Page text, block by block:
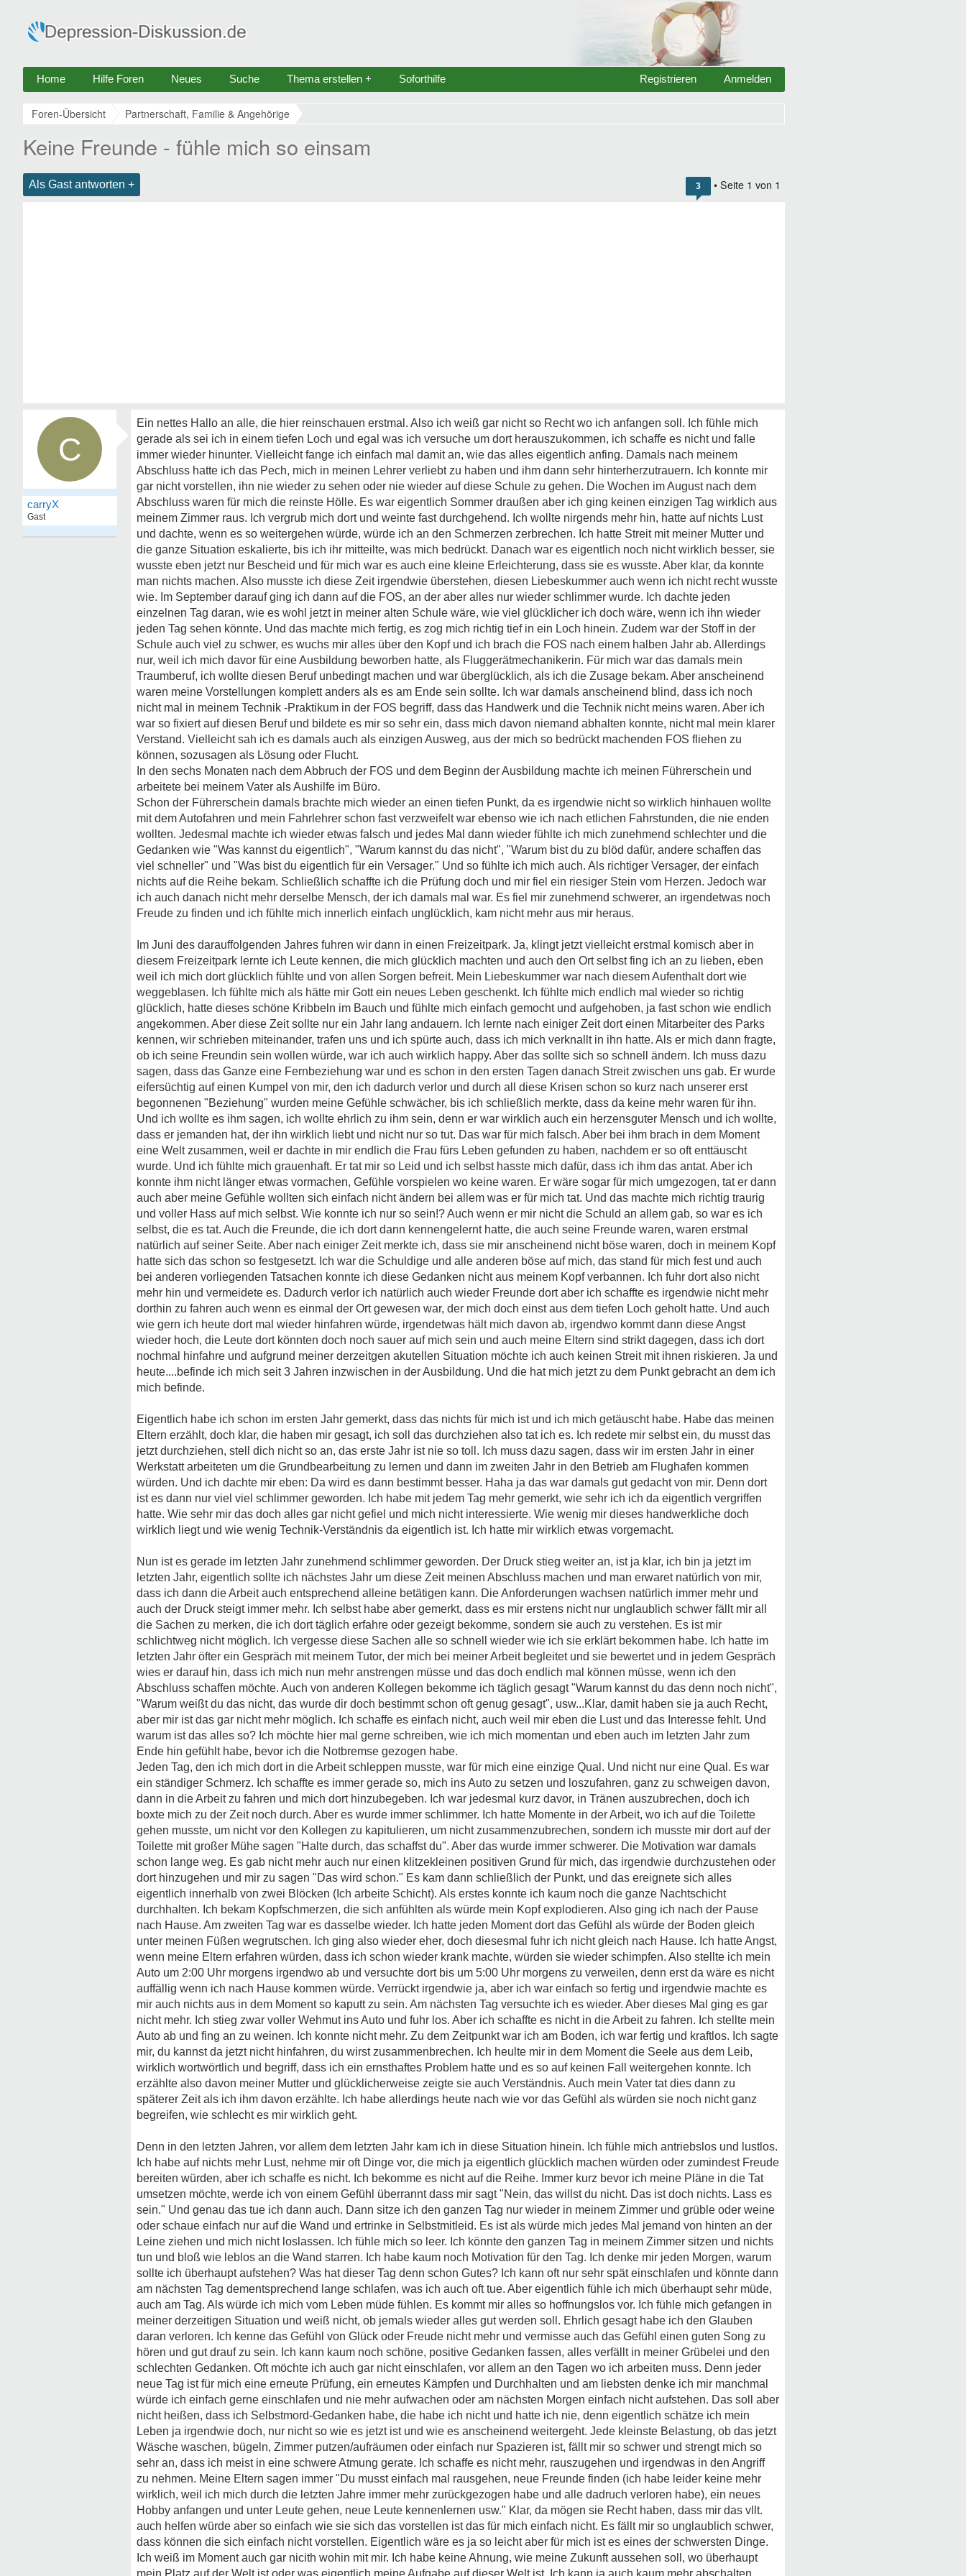
Home Hilfe Foren Neues Suche Thema erstellen + Soforthilfe Anmelden
Registrieren
Foren-Übersicht Partnerschaft, Familie & Angehörige
Keine Freunde - fühle mich so einsam
Als Gast antworten + 3 • Seite 1 von 1
C
carryX
Gast
Ein nettes Hallo an alle, die hier reinschauen erstmal. Also ich weiß gar nicht so Recht wo ich anfangen soll. Ich fühle mich
gerade als sei ich in einem tiefen Loch und egal was ich versuche um dort herauszukommen, ich schaffe es nicht und falle
immer wieder hinunter. Vielleicht fange ich einfach mal damit an, wie das alles eigentlich anfing. Damals nach meinem
Abschluss hatte ich das Pech, mich in meinen Lehrer verliebt zu haben und ihm dann sehr hinterherzutrauern. Ich konnte mir
gar nicht vorstellen, ihn nie wieder zu sehen oder nie wieder auf diese Schule zu gehen. Die Wochen im August nach dem
Abschluss waren für mich die reinste Hölle. Es war eigentlich Sommer draußen aber ich ging keinen einzigen Tag wirklich aus
meinem Zimmer raus. Ich vergrub mich dort und weinte fast durchgehend. Ich wollte nirgends mehr hin, hatte auf nichts Lust
und dachte, wenn es so weitergehen würde, würde ich an den Schmerzen zerbrechen. Ich hatte Streit mit meiner Mutter und
die ganze Situation eskalierte, bis ich ihr mitteilte, was mich bedrückt. Danach war es eigentlich noch nicht wirklich besser, sie
wusste eben jetzt nur Bescheid und für mich war es auch eine kleine Erleichterung, dass sie es wusste. Aber klar, da konnte
man nichts machen. Also musste ich diese Zeit irgendwie überstehen, diesen Liebeskummer auch wenn ich nicht recht wusste
wie. Im September darauf ging ich dann auf die FOS, an der aber alles nur wieder schlimmer wurde. Ich dachte jeden
einzelnen Tag daran, wie es wohl jetzt in meiner alten Schule wäre, wie viel glücklicher ich doch wäre, wenn ich ihn wieder
jeden Tag sehen könnte. Und das machte mich fertig, es zog mich richtig tief in ein Loch hinein. Zudem war der Stoff in der
Schule auch viel zu schwer, es wuchs mir alles über den Kopf und ich brach die FOS nach einem halben Jahr ab. Allerdings
nur, weil ich mich davor für eine Ausbildung beworben hatte, als Fluggerätmechanikerin. Für mich war das damals mein
Traumberuf, ich wollte diesen Beruf unbedingt machen und war überglücklich, als ich die Zusage bekam. Aber anscheinend
waren meine Vorstellungen komplett anders als es am Ende sein sollte. Ich war damals anscheinend blind, dass ich noch
nicht mal in meinem Technik -Praktikum in der FOS begriff, dass das Handwerk und die Technik nicht meins waren. Aber ich
war so fixiert auf diesen Beruf und bildete es mir so sehr ein, dass mich davon niemand abhalten konnte, nicht mal mein klarer
Verstand. Vielleicht sah ich es damals auch als einzigen Ausweg, aus der mich so bedrückt machenden FOS fliehen zu
können, sozusagen als Lösung oder Flucht.
In den sechs Monaten nach dem Abbruch der FOS und dem Beginn der Ausbildung machte ich meinen Führerschein und
arbeitete bei meinem Vater als Aushilfe im Büro.
Schon der Führerschein damals brachte mich wieder an einen tiefen Punkt, da es irgendwie nicht so wirklich hinhauen wollte
mit dem Autofahren und mein Fahrlehrer schon fast verzweifelt war ebenso wie ich nach etlichen Fahrstunden, die nie enden
wollten. Jedesmal machte ich wieder etwas falsch und jedes Mal dann wieder fühlte ich mich zunehmend schlechter und die
Gedanken wie "Was kannst du eigentlich", "Warum kannst du das nicht", "Warum bist du zu blöd dafür, andere schaffen das
viel schneller" und "Was bist du eigentlich für ein Versager." Und so fühlte ich mich auch. Als richtiger Versager, der einfach
nichts auf die Reihe bekam. Schließlich schaffte ich die Prüfung doch und mir fiel ein riesiger Stein vom Herzen. Jedoch war
ich auch danach nicht mehr derselbe Mensch, der ich damals mal war. Es fiel mir zunehmend schwerer, an irgendetwas noch
Freude zu finden und ich fühlte mich innerlich einfach unglücklich, kam nicht mehr aus mir heraus.
Im Juni des darauffolgenden Jahres fuhren wir dann in einen Freizeitpark. Ja, klingt jetzt vielleicht erstmal komisch aber in
diesem Freizeitpark lernte ich Leute kennen, die mich glücklich machten und auch den Ort selbst fing ich an zu lieben, eben
weil ich mich dort glücklich fühlte und von allen Sorgen befreit. Mein Liebeskummer war nach diesem Aufenthalt dort wie
weggeblasen. Ich fühlte mich als hätte mir Gott ein neues Leben geschenkt. Ich fühlte mich endlich mal wieder so richtig
glücklich, hatte dieses schöne Kribbeln im Bauch und fühlte mich einfach gemocht und aufgehoben, ja fast schon wie endlich
angekommen. Aber diese Zeit sollte nur ein Jahr lang andauern. Ich lernte nach einiger Zeit dort einen Mitarbeiter des Parks
kennen, wir schrieben miteinander, trafen uns und ich spürte auch, dass ich mich verknallt in ihn hatte. Als er mich dann fragte,
ob ich seine Freundin sein wollen würde, war ich auch wirklich happy. Aber das sollte sich so schnell ändern. Ich muss dazu
sagen, dass das Ganze eine Fernbeziehung war und es schon in den ersten Tagen danach Streit zwischen uns gab. Er wurde
eifersüchtig auf einen Kumpel von mir, den ich dadurch verlor und durch all diese Krisen schon so kurz nach unserer erst
begonnenen "Beziehung" wurden meine Gefühle schwächer, bis ich schließlich merkte, dass da keine mehr waren für ihn.
Und ich wollte es ihm sagen, ich wollte ehrlich zu ihm sein, denn er war wirklich auch ein herzensguter Mensch und ich wollte,
dass er jemanden hat, der ihn wirklich liebt und nicht nur so tut. Das war für mich falsch. Aber bei ihm brach in dem Moment
eine Welt zusammen, weil er dachte in mir endlich die Frau fürs Leben gefunden zu haben, nachdem er so oft enttäuscht
wurde. Und ich fühlte mich grauenhaft. Er tat mir so Leid und ich selbst hasste mich dafür, dass ich ihm das antat. Aber ich
konnte ihm nicht länger etwas vormachen, Gefühle vorspielen wo keine waren. Er wäre sogar für mich umgezogen, tat er dann
auch aber meine Gefühle wollten sich einfach nicht ändern bei allem was er für mich tat. Und das machte mich richtig traurig
und voller Hass auf mich selbst. Wie konnte ich nur so sein!? Auch wenn er mir nicht die Schuld an allem gab, so war es ich
selbst, die es tat. Auch die Freunde, die ich dort dann kennengelernt hatte, die auch seine Freunde waren, waren erstmal
natürlich auf seiner Seite. Aber nach einiger Zeit merkte ich, dass sie mir anscheinend nicht böse waren, doch in meinem Kopf
hatte sich das schon so festgesetzt. Ich war die Schuldige und alle anderen böse auf mich, das stand für mich fest und auch
bei anderen vorliegenden Tatsachen konnte ich diese Gedanken nicht aus meinem Kopf verbannen. Ich fuhr dort also nicht
mehr hin und vermeidete es. Dadurch verlor ich natürlich auch wieder Freunde dort aber ich schaffte es irgendwie nicht mehr
dorthin zu fahren auch wenn es einmal der Ort gewesen war, der mich doch einst aus dem tiefen Loch geholt hatte. Und auch
wie gern ich heute dort mal wieder hinfahren würde, irgendetwas hält mich davon ab, irgendwo kommt dann diese Angst
wieder hoch, die Leute dort könnten doch noch sauer auf mich sein und auch meine Eltern sind strikt dagegen, dass ich dort
nochmal hinfahre und aufgrund meiner derzeitgen akutellen Situation möchte ich auch keinen Streit mit ihnen riskieren. Ja und
heute....befinde ich mich seit 3 Jahren inzwischen in der Ausbildung. Und die hat mich jetzt zu dem Punkt gebracht an dem ich
mich befinde.
Eigentlich habe ich schon im ersten Jahr gemerkt, dass das nichts für mich ist und ich mich getäuscht habe. Habe das meinen
Eltern erzählt, doch klar, die haben mir gesagt, ich soll das durchziehen also tat ich es. Ich redete mir selbst ein, du musst das
jetzt durchziehen, stell dich nicht so an, das erste Jahr ist nie so toll. Ich muss dazu sagen, dass wir im ersten Jahr in einer
Werkstatt arbeiteten um die Grundbearbeitung zu lernen und dann im zweiten Jahr in den Betrieb am Flughafen kommen
würden. Und ich dachte mir eben: Da wird es dann bestimmt besser. Haha ja das war damals gut gedacht von mir. Denn dort
ist es dann nur viel viel schlimmer geworden. Ich habe mit jedem Tag mehr gemerkt, wie sehr ich ich da eigentlich vergriffen
hatte. Wie sehr mir das doch alles gar nicht gefiel und mich nicht interessierte. Wie wenig mir dieses handwerkliche doch
wirklich liegt und wie wenig Technik-Verständnis da eigentlich ist. Ich hatte mir wirklich etwas vorgemacht.
Nun ist es gerade im letzten Jahr zunehmend schlimmer geworden. Der Druck stieg weiter an, ist ja klar, ich bin ja jetzt im
letzten Jahr, eigentlich sollte ich nächstes Jahr um diese Zeit meinen Abschluss machen und man erwaret natürlich von mir,
dass ich dann die Arbeit auch entsprechend alleine betätigen kann. Die Anforderungen wachsen natürlich immer mehr und
auch der Druck steigt immer mehr. Ich selbst habe aber gemerkt, dass es mir erstens nicht nur unglaublich schwer fällt mir all
die Sachen zu merken, die ich dort täglich erfahre oder gezeigt bekomme, sondern sie auch zu verstehen. Es ist mir
schlichtweg nicht möglich. Ich vergesse diese Sachen alle so schnell wieder wie ich sie erklärt bekommen habe. Ich hatte im
letzten Jahr öfter ein Gespräch mit meinem Tutor, der mich bei meiner Arbeit begleitet und sie bewertet und in jedem Gespräch
wies er darauf hin, dass ich mich nun mehr anstrengen müsse und das doch endlich mal können müsse, wenn ich den
Abschluss schaffen möchte. Auch von anderen Kollegen bekomme ich täglich gesagt "Warum kannst du das denn noch nicht",
"Warum weißt du das nicht, das wurde dir doch bestimmt schon oft genug gesagt", usw...Klar, damit haben sie ja auch Recht,
aber mir ist das gar nicht mehr möglich. Ich schaffe es einfach nicht, auch weil mir eben die Lust und das Interesse fehlt. Und
warum ist das alles so? Ich möchte hier mal gerne schreiben, wie ich mich momentan und eben auch im letzten Jahr zum
Ende hin gefühlt habe, bevor ich die Notbremse gezogen habe.
Jeden Tag, den ich mich dort in die Arbeit schleppen musste, war für mich eine einzige Qual. Und nicht nur eine Qual. Es war
ein ständiger Schmerz. Ich schaffte es immer gerade so, mich ins Auto zu setzen und loszufahren, ganz zu schweigen davon,
dann in die Arbeit zu fahren und mich dort hinzubegeben. Ich war jedesmal kurz davor, in Tränen auszubrechen, doch ich
boxte mich zu der Zeit noch durch. Aber es wurde immer schlimmer. Ich hatte Momente in der Arbeit, wo ich auf die Toilette
gehen musste, um nicht vor den Kollegen zu kapitulieren, um nicht zusammenzubrechen, sondern ich musste mir dort auf der
Toilette mit großer Mühe sagen "Halte durch, das schaffst du". Aber das wurde immer schwerer. Die Motivation war damals
schon lange weg. Es gab nicht mehr auch nur einen klitzekleinen positiven Grund für mich, das irgendwie durchzustehen oder
dort hinzugehen und mir zu sagen "Das wird schon." Es kam dann schließlich der Punkt, und das ereignete sich alles
eigentlich innerhalb von zwei Blöcken (Ich arbeite Schicht). Als erstes konnte ich kaum noch die ganze Nachtschicht
durchhalten. Ich bekam Kopfschmerzen, die sich anfühlten als würde mein Kopf explodieren. Also ging ich nach der Pause
nach Hause. Am zweiten Tag war es dasselbe wieder. Ich hatte jeden Moment dort das Gefühl als würde der Boden gleich
unter meinen Füßen wegrutschen. Ich ging also wieder eher, doch diesesmal fuhr ich nicht gleich nach Hause. Ich hatte Angst,
wenn meine Eltern erfahren würden, dass ich schon wieder krank machte, würden sie wieder schimpfen. Also stellte ich mein
Auto um 2:00 Uhr morgens irgendwo ab und versuchte dort bis um 5:00 Uhr morgens zu verweilen, denn erst da wäre es nicht
auffällig wenn ich nach Hause kommen würde. Verrückt irgendwie ja, aber ich war einfach so fertig und irgendwie machte es
mir auch nichts aus in dem Moment so kaputt zu sein. Am nächsten Tag versuchte ich es wieder. Aber dieses Mal ging es gar
nicht mehr. Ich stieg zwar voller Wehmut ins Auto und fuhr los. Aber ich schaffte es nicht in die Arbeit zu fahren. Ich stellte mein
Auto ab und fing an zu weinen. Ich konnte nicht mehr. Zu dem Zeitpunkt war ich am Boden, ich war fertig und kraftlos. Ich sagte
mir, du kannst da jetzt nicht hinfahren, du wirst zusammenbrechen. Ich heulte mir in dem Moment die Seele aus dem Leib,
wirklich wortwörtlich und begriff, dass ich ein ernsthaftes Problem hatte und es so auf keinen Fall weitergehen konnte. Ich
erzählte also davon meiner Mutter und glücklicherweise zeigte sie auch Verständnis. Auch mein Vater tat dies dann zu
späterer Zeit als ich ihm davon erzählte. Ich habe allerdings heute nach wie vor das Gefühl als würden sie noch nicht ganz
begreifen, wie schlecht es mir wirklich geht.
Denn in den letzten Jahren, vor allem dem letzten Jahr kam ich in diese Situation hinein. Ich fühle mich antriebslos und lustlos.
Ich habe auf nichts mehr Lust, nehme mir oft Dinge vor, die mich ja eigentlich glücklich machen würden oder zumindest Freude
bereiten würden, aber ich schaffe es nicht. Ich bekomme es nicht auf die Reihe. Immer kurz bevor ich meine Pläne in die Tat
umsetzen möchte, werde ich von einem Gefühl überrannt dass mir sagt "Nein, das willst du nicht. Das ist doch nichts. Lass es
sein." Und genau das tue ich dann auch. Dann sitze ich den ganzen Tag nur wieder in meinem Zimmer und grüble oder weine
oder schaue einfach nur auf die Wand und ertrinke in Selbstmitleid. Es ist als würde mich jedes Mal jemand von hinten an der
Leine ziehen und mich nicht loslassen. Ich fühle mich so leer. Ich könnte den ganzen Tag in meinem Zimmer sitzen und nichts
tun und bloß wie leblos an die Wand starren. Ich habe kaum noch Motivation für den Tag. Ich denke mir jeden Morgen, warum
sollte ich überhaupt aufstehen? Was hat dieser Tag denn schon Gutes? Ich kann oft nur sehr spät einschlafen und könnte dann
am nächsten Tag dementsprechend lange schlafen, was ich auch oft tue. Aber eigentlich fühle ich mich überhaupt sehr müde,
auch am Tag. Als würde ich mich vom Leben müde fühlen. Es kommt mir alles so hoffnungslos vor. Ich fühle mich gefangen in
meiner derzeitigen Situation und weiß nicht, ob jemals wieder alles gut werden soll. Ehrlich gesagt habe ich den Glauben
daran verloren. Ich kenne das Gefühl von Glück oder Freude nicht mehr und vermisse auch das Gefühl einen guten Song zu
hören und gut drauf zu sein. Ich kann kaum noch schöne, positive Gedanken fassen, alles verfällt in meiner Grübelei und den
schlechten Gedanken. Oft möchte ich auch gar nicht einschlafen, vor allem an den Tagen wo ich arbeiten muss. Denn jeder
neue Tag ist für mich eine erneute Prüfung, ein erneutes Kämpfen und Durchhalten und am liebsten denke ich mir manchmal
würde ich einfach gerne einschlafen und nie mehr aufwachen oder am nächsten Morgen einfach nicht aufstehen. Das soll aber
nicht heißen, dass ich Selbstmord-Gedanken habe, die habe ich nicht und hatte ich nie, denn eigentlich schätze ich mein
Leben ja irgendwie doch, nur nicht so wie es jetzt ist und wie es anscheinend weitergeht. Jede kleinste Belastung, ob das jetzt
Wäsche waschen, bügeln, Zimmer putzen/aufräumen oder einfach nur Spazieren ist, fällt mir so schwer und strengt mich so
sehr an, dass ich meist in eine schwere Atmung gerate. Ich schaffe es nicht mehr, rauszugehen und irgendwas in den Angriff
zu nehmen. Meine Eltern sagen immer "Du musst einfach mal rausgehen, neue Freunde finden (ich habe leider keine mehr
wirklich, weil ich mich durch die letzten Jahre immer mehr zurückgezogen habe und alle dadruch verloren habe), ein neues
Hobby anfangen und unter Leute gehen, neue Leute kennenlernen usw." Klar, da mögen sie Recht haben, dass mir das vllt.
auch helfen würde aber so einfach wie sie sich das vorstellen ist das für mich einfach nicht. Es fällt mir so unglaublich schwer,
dass können die sich einfach nicht vorstellen. Eigentlich wäre es ja so leicht aber für mich ist es eines der schwersten Dinge.
Ich weiß im Moment auch gar nicith wohin mit mir. Ich habe keine Ahnung, wie meine Zukunft aussehen soll, wo überhaupt
mein Platz auf der Welt ist oder was eigentlich meine Aufgabe auf dieser Welt ist. Ich kann ja auch kaum mehr abschalten.